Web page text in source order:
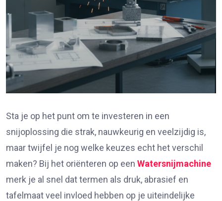
Sta je op het punt om te investeren in een
snijoplossing die strak, nauwkeurig en veelzijdig is,
maar twijfel je nog welke keuzes echt het verschil
maken? Bij het oriënteren op een Watersnijmachine
merk je al snel dat termen als druk, abrasief en
tafelmaat veel invloed hebben op je uiteindelijke